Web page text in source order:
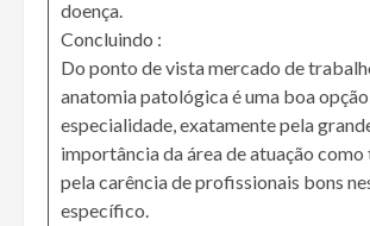
doença.
Concluindo :
Do ponto de vista mercado de
anatomia patológica é uma boa
especialidade, exatamente pela
importância da área de atuação
pela carência de profissionais bons
específico.